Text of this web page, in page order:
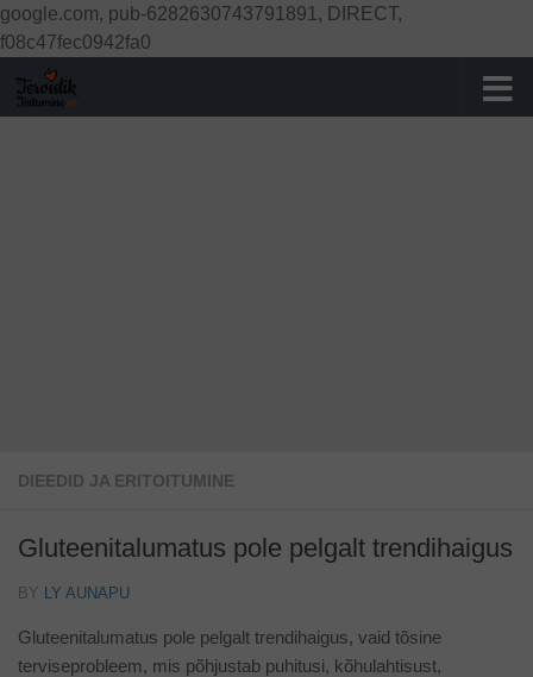
google.com, pub-6282630743791891, DIRECT,
f08c47fec0942fa0
Skip to content
DIEEDID JA ERITOITUMINE
Gluteenitalumatus pole pelgalt trendihaigus
BY LY AUNAPU
Gluteenitalumatus pole pelgalt trendihaigus, vaid tõsine
terviseprobleem, mis põhjustab puhitusi, kõhulahtisust,